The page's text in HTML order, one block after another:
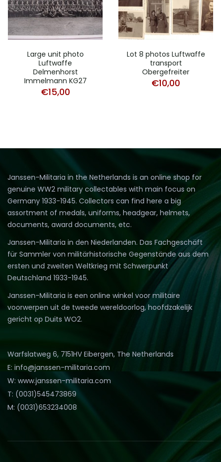
Large unit photo
Luftwaffe
Delmenhorst
Immelmann KG27
€15,00
Lot 8 photos Luftwaffe
transport
Obergefreiter
€10,00
Janssen-Militaria in the Netherlands is an online shop for
genuine WW2 military collectables with main focus on
Germany 1933-1945. Collectors can find here a big
assortment of medals, uniforms, headgear, helmets,
documents, award documents, etc.
Janssen-Militaria in den Niederlanden. Das Fachgeschäft
für Sammler von militärhistorische Gegenstände aus dem
ersten und zweiten Weltkrieg mit Schwerpunkt
Deutschland 1933-1945.
Janssen-Militaria is een online winkel voor militaire
voorwerpen uit de tweede wereldoorlog, hoofdzakelijk
gericht op Duits WO2.
Warfslatweg 6, 7151HV Eibergen, The Netherlands
E: info@janssen-militaria.com
W: www.janssen-militaria.com
T: (0031)545473869
M: (0031)653234008